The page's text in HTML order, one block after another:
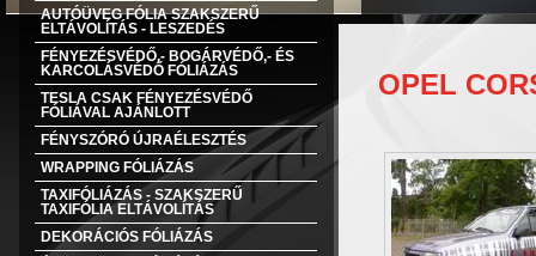
AUTÓÜVEG FÓLIA SZAKSZERŰ
ELTÁVOLÍTÁS - LESZEDÉS
FÉNYEZÉSVÉDŐ,- BOGÁRVÉDŐ,- ÉS
KARCOLÁSVÉDŐ FÓLIÁZÁS
TESLA CSAK FÉNYEZÉSVÉDŐ
FÓLIÁVAL AJÁNLOTT
FÉNYSZÓRÓ ÚJRAÉLESZTÉS
WRAPPING FÓLIÁZÁS
TAXIFÓLIÁZÁS - SZAKSZERŰ
TAXIFÓLIA ELTÁVOLÍTÁS
DEKORÁCIÓS FÓLIÁZÁS
OPEL